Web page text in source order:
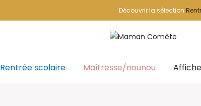
Découvrir la sélection
Rentrée scolaire Maîtresse/nounou